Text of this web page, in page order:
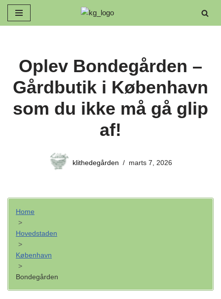
Spring
Oplev Bondegården –
Gårdbutik i København
som du ikke må gå glip
af!
klithedegården marts 7, 2026
Home
>
Hovedstaden
>
København
>
Bondegården